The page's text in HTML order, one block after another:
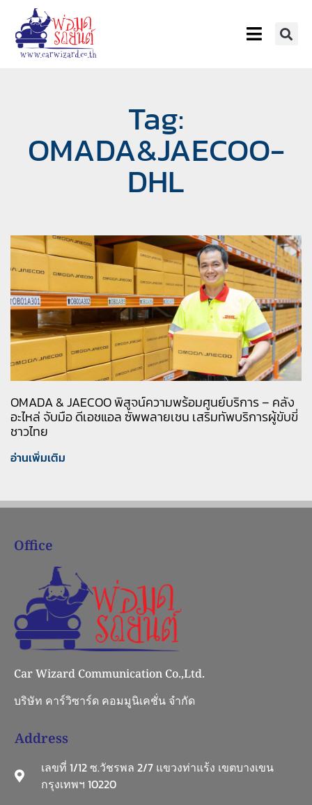
Tag:
OMADA&JAECOO-
DHL
OMADA & JAECOO พิสูจน์ความพร้อมศูนย์บริการ – คลัง
อะไหล่ จับมือ ดีเอชแอล ซัพพลายเชน เสริมทัพบริการผู้ขับขี่
ชาวไทย
อ่านเพิ่มเติม
Office
Car Wizard Communication Co.,Ltd.
บริษัท คาร์วิซาร์ด คอมมูนิเคชั่น จำกัด
Address
เลขที่ 1/12 ซ.วัชรพล 2/7 แขวงท่าแร้ง เขตบางเขน
กรุงเทพฯ 10220